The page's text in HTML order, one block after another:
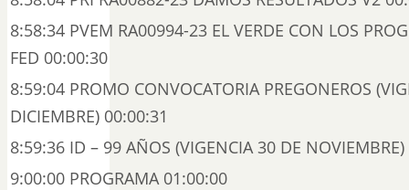
8:58:34 PVEM RA00994-23 EL VERDE CON LOS
FED 00:00:30
8:59:04 PROMO CONVOCATORIA PREGONEROS
DICIEMBRE) 00:00:31
8:59:36 ID – 99 AÑOS (VIGENCIA 30 DE
9:00:00 PROGRAMA 01:00:00